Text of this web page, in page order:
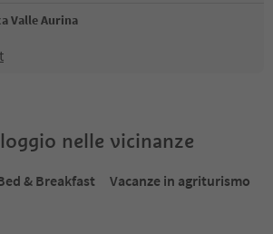
Valle Aurina
nelle vicinanze
& Breakfast
Vacanze in agriturismo